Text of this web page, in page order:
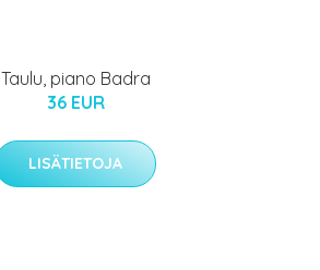
Taulu, piano Badra
36 EUR
LISÄTIETOJA